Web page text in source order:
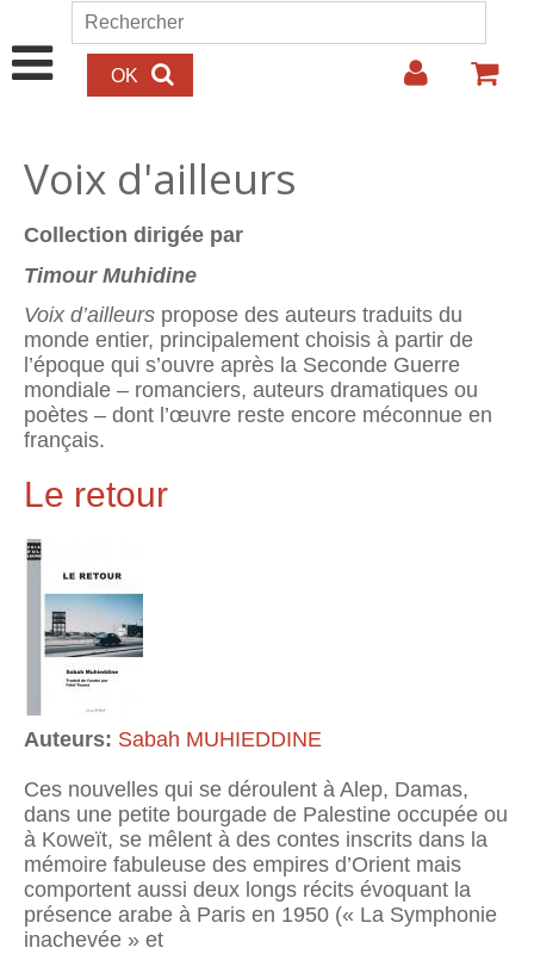
Aller au contenu principal
Formulaire de recherche
Rechercher
Voix d'ailleurs
Collection dirigée par
Timour Muhidine
Voix d’ailleurs propose des auteurs traduits du
monde entier, principalement choisis à partir de
l’époque qui s’ouvre après la Seconde Guerre
mondiale – romanciers, auteurs dramatiques ou
poètes – dont l’œuvre reste encore méconnue en
français.
Le retour
Auteurs: Sabah MUHIEDDINE
Ces nouvelles qui se déroulent à Alep, Damas,
dans une petite bourgade de Palestine occupée ou
à Koweït, se mêlent à des contes inscrits dans la
mémoire fabuleuse des empires d’Orient mais
comportent aussi deux longs récits évoquant la
présence arabe à Paris en 1950 (« La Symphonie
inachevée » et